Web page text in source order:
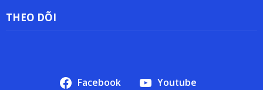
THEO DÕI
Facebook Youtube